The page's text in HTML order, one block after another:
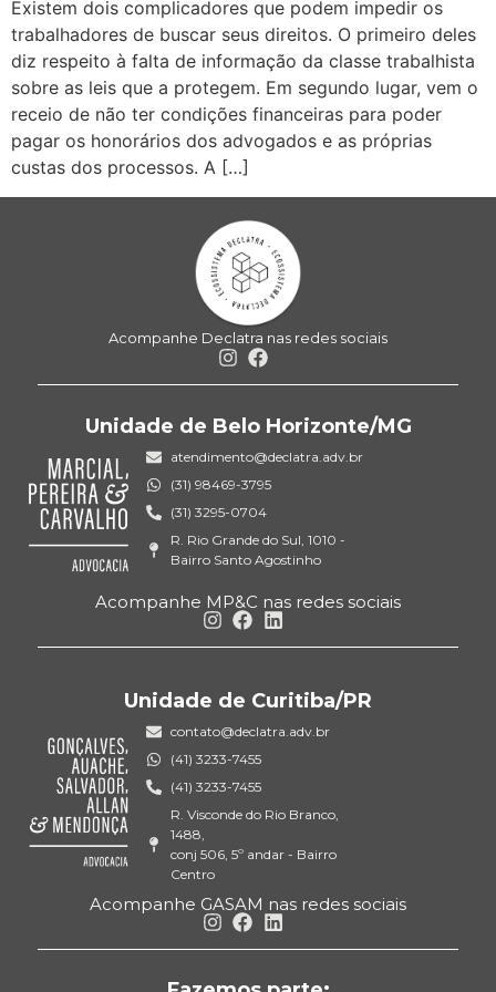
Existem dois complicadores que podem impedir os
trabalhadores de buscar seus direitos. O primeiro deles
diz respeito à falta de informação da classe trabalhista
sobre as leis que a protegem. Em segundo lugar, vem o
receio de não ter condições financeiras para poder
pagar os honorários dos advogados e as próprias
custas dos processos. A […]
Acompanhe Declatra nas redes sociais
Unidade de Belo Horizonte/MG
atendimento@declatra.adv.br
(31) 98469-3795
(31) 3295-0704
R. Rio Grande do Sul, 1010 -
Bairro Santo Agostinho
Acompanhe MP&C nas redes sociais
Unidade de Curitiba/PR
contato@declatra.adv.br
(41) 3233-7455
(41) 3233-7455
R. Visconde do Rio Branco,
1488,
conj 506, 5º andar - Bairro
Centro
Acompanhe GASAM nas redes sociais